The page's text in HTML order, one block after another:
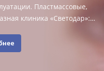
Пластмассовые,
клиника «Светодар»: